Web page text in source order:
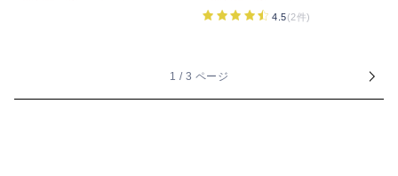
4.5(2件)
1 / 3 ページ